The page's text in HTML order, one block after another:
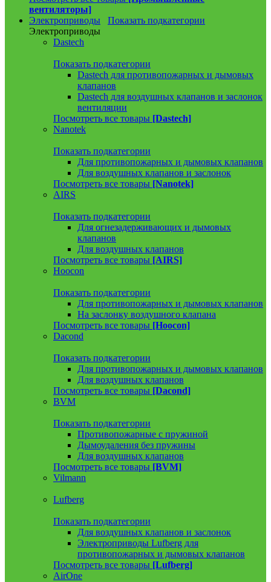
вентиляторы]
Электроприводы
Показать подкатегории
Электроприводы
Dastech
Показать подкатегории
Dastech для противопожарных и дымовых
клапанов
Dastech для воздушных клапанов и заслонок
вентиляции
Посмотреть все товары [Dastech]
Nanotek
Показать подкатегории
Для противопожарных и дымовых клапанов
Для воздушных клапанов и заслонок
Посмотреть все товары [Nanotek]
AIRS
Показать подкатегории
Для огнезадерживающих и дымовых
клапанов
Для воздушных клапанов
Посмотреть все товары [AIRS]
Hoocon
Показать подкатегории
Для противопожарных и дымовых клапанов
На заслонку воздушного клапана
Посмотреть все товары [Hoocon]
Dacond
Показать подкатегории
Для противопожарных и дымовых клапанов
Для воздушных клапанов
Посмотреть все товары [Dacond]
BVM
Показать подкатегории
Противопожарные с пружиной
Дымоудаления без пружины
Для воздушных клапанов
Посмотреть все товары [BVM]
Vilmann
Lufberg
Показать подкатегории
Для воздушных клапанов и заслонок
Электроприводы Lufberg для
противопожарных и дымовых клапанов
Посмотреть все товары [Lufberg]
AirOne